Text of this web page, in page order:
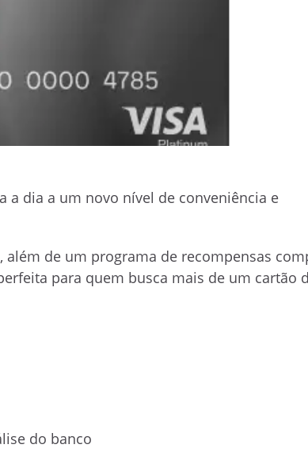
a dia a um novo nível de conveniência e
além de um programa de recompensas
para quem busca mais de um cartão
do banco